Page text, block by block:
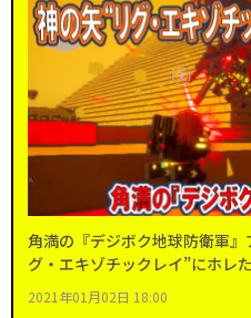
角満の『デジボク地球防衛軍
グ・エキゾチックレイ”にホレた
2021年01月02日 18:00